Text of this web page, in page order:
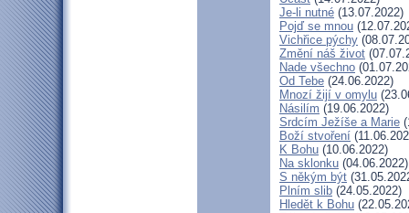
Je-li nutné (13.07.2022)
Pojď se mnou
Vichřice pýchy
Změní náš život
Nade všechno
Od Tebe (24.06.2022)
Mnozí žijí v omylu
Násilím (19.06.2022)
Srdcím Ježíše a Marie
Boží stvoření
K Bohu (10.06.2022)
Na sklonku (04.06.2022)
S někým být
Plním slib (24.05.2022)
Hledět k Bohu